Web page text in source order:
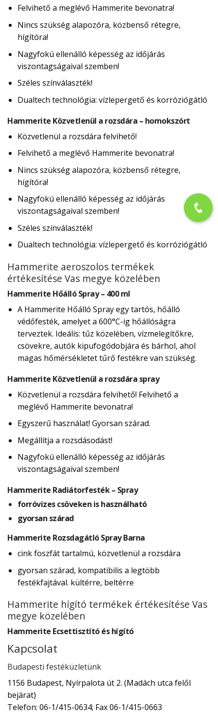
Felvihető a meglévő Hammerite bevonatra!
Nincs szükség alapozóra, közbenső rétegre,
hígítóra!
Nagyfokú ellenálló képesség az időjárás
viszontagságaival szemben!
Széles színválaszték!
Dualtech technológia: vízlepergető és korróziógátló
Hammerite Közvetlenül a rozsdára – homokszórt
Közvetlenül a rozsdára felvihető!
Felvihető a meglévő Hammerite bevonatra!
Nincs szükség alapozóra, közbenső rétegre,
hígítóra!
Nagyfokú ellenálló képesség az időjárás
viszontagságaival szemben!
Széles színválaszték!
Dualtech technológia: vízlepergető és korróziógátló
Hammerite aeroszolos termékek
értékesítése Vas megye közelében
Hammerite Hőálló Spray – 400 ml
A Hammerite Hőálló Spray egy tartós, hőálló
védőfesték, amelyet a 600°C-ig hőállóságra
terveztek. Ideális: tűz közelében, vízmelegítőkre,
csövekre, autók kipufogódobjára és bárhol, ahol
magas hőmérsékletet tűrő festékre van szükség.
Hammerite Közvetlenül a rozsdára spray
Közvetlenül a rozsdára felvihető! Felvihető a
meglévő Hammerite bevonatra!
Egyszerű használat! Gyorsan szárad.
Megállítja a rozsdásodást!
Nagyfokú ellenálló képesség az időjárás
viszontagságaival szemben!
Hammerite Radiátorfesték – Spray
forróvizes csöveken is használható
gyorsan szárad
Hammerite Rozsdagátló Spray Barna
cink foszfát tartalmú, közvetlenül a rozsdára
gyorsan szárad, kompatibilis a legtöbb
festékfajtával. kültérre, beltérre
Hammerite hígító termékek értékesítése Vas
megye közelében
Hammerite Ecsettisztító és hígító
Kapcsolat
Budapesti festéküzletünk
1156 Budapest, Nyírpalota út 2. (Madách utca felől
bejárat)
Telefon: 06-1/415-0634; Fax 06-1/415-0663